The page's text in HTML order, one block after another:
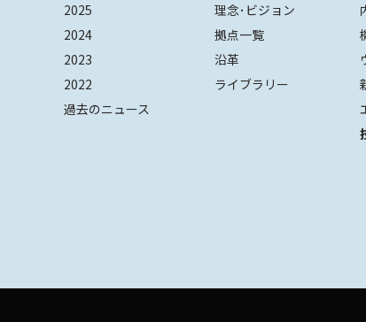
2025
2024
2023
2022
過去のニュース
理念･ビジョン
拠点一覧
沿革
ライブラリー